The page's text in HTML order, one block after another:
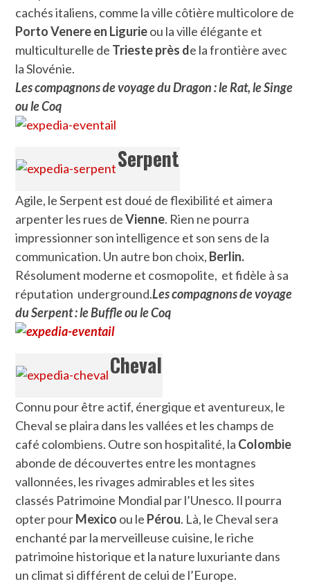
cachés italiens, comme la ville côtière multicolore de
Porto Venere en Ligurieou la ville élégante et
multiculturelle de Trieste près de la frontière avec
la Slovénie.
Les compagnons de voyage du Dragon : le Rat, le Singe
ou le Coq
Serpent
Agile, le Serpent est doué de flexibilité et aimera
arpenter les rues deVienne. Rien ne pourra
impressionner son intelligence et son sens de la
communication. Un autre bon choix, Berlin.
Résolument moderne et cosmopolite, et fidèle à sa
réputation underground.Les compagnons de voyage
du Serpent : le Buffle ou le Coq
Cheval
Connu pour être actif, énergique et aventureux, le
Cheval se plaira dans les vallées et les champs de
café colombiens. Outre son hospitalité, la Colombie
abonde de découvertes entre les montagnes
vallonnées, les rivages admirables et les sites
classés Patrimoine Mondial par l’Unesco. Il pourra
opter pourMexico ou le Pérou. Là, le Cheval sera
enchanté par la merveilleuse cuisine, le riche
patrimoine historique et la nature luxuriante dans
un climat si différent de celui de l’Europe.